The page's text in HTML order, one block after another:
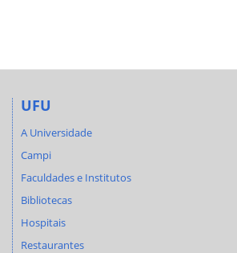
UFU
A Universidade
Campi
Faculdades e Institutos
Bibliotecas
Hospitais
Restaurantes